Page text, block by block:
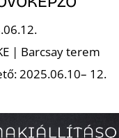
| Barcsay terem
2025.06.10– 12.